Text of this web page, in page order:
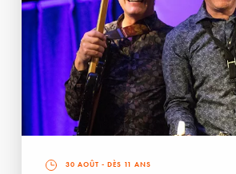
30 AOÛT - DÈS 11 ANS